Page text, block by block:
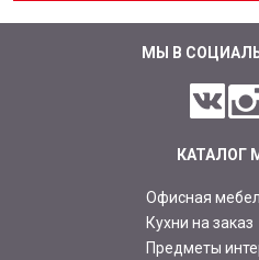
МЫ В
КАТАЛОГ
Офисная
Кухни на заказ
Предметы